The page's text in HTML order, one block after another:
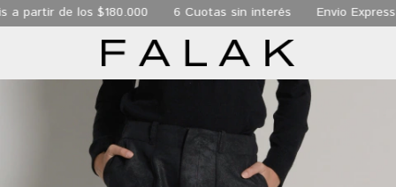
los $180.000 6 Cuotas sin interés Envio Express de 24